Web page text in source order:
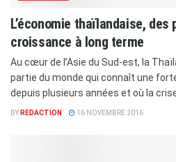
L’économie thaïlandaise,
croissance à long terme
Au cœur de l’Asie du Sud-est, la
partie du monde qui connaît une
depuis plusieurs années et où la
BY REDACTION 16 NOVEMBRE 2016